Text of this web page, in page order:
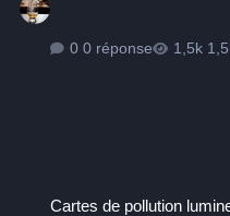
0 réponse
Cartes de pollution